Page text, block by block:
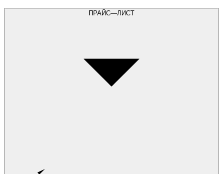
ПРАЙС—ЛИСТ